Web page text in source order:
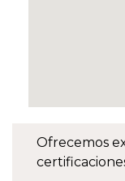
Ofrecemos